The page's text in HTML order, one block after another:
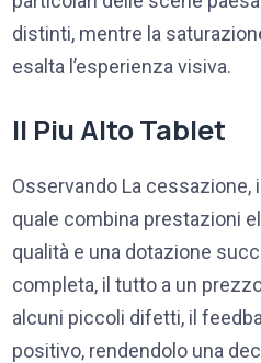
distinti, mentre la
esalta l’esperienza visiva.
Il Piu Alto Tablet
Osservando La cessazione,
quale combina prestazioni
qualità e una dotazione
completa, il tutto a un
alcuni piccoli difetti, il
positivo, rendendolo una